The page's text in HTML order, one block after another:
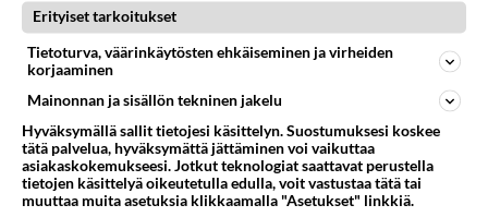
Anonyymi
Kaikki pitävät puolisoaan luotettavana mutta 50
% kuitenkin pettää.
Äänestä Kommentoi
Anonyymi
2024-02-28 09:57:15
Erityiset tarkoitukset
Tietoturva, väärinkäytösten ehkäiseminen ja virheiden
korjaaminen
Mainonnan ja sisällön tekninen jakelu
Hyväksymällä sallit tietojesi käsittelyn. Suostumuksesi koskee
tätä palvelua, hyväksymättä jättäminen voi vaikuttaa
asiakaskokemukseesi. Jotkut teknologiat saattavat perustella
tietojen käsittelyä oikeutetulla edulla, voit vastustaa tätä tai
muuttaa muita asetuksia klikkaamalla "Asetukset" linkkiä.